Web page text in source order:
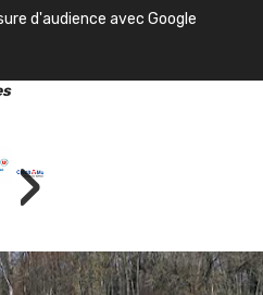
d'audience avec Google
›